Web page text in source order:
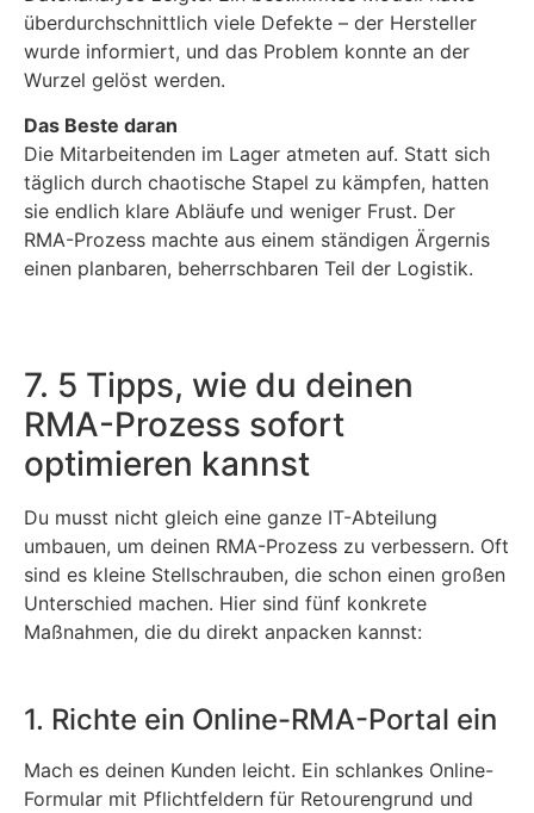
überdurchschnittlich viele Defekte – der Hersteller
wurde informiert, und das Problem konnte an der
Wurzel gelöst werden.
Das Beste daran
Die Mitarbeitenden im Lager atmeten auf. Statt sich
täglich durch chaotische Stapel zu kämpfen, hatten
sie endlich klare Abläufe und weniger Frust. Der
RMA-Prozess machte aus einem ständigen Ärgernis
einen planbaren, beherrschbaren Teil der Logistik.
7. 5 Tipps, wie du deinen
RMA-Prozess sofort
optimieren kannst
Du musst nicht gleich eine ganze IT-Abteilung
umbauen, um deinen RMA-Prozess zu verbessern. Oft
sind es kleine Stellschrauben, die schon einen großen
Unterschied machen. Hier sind fünf konkrete
Maßnahmen, die du direkt anpacken kannst:
1. Richte ein Online-RMA-Portal ein
Mach es deinen Kunden leicht. Ein schlankes Online-
Formular mit Pflichtfeldern für Retourengrund und